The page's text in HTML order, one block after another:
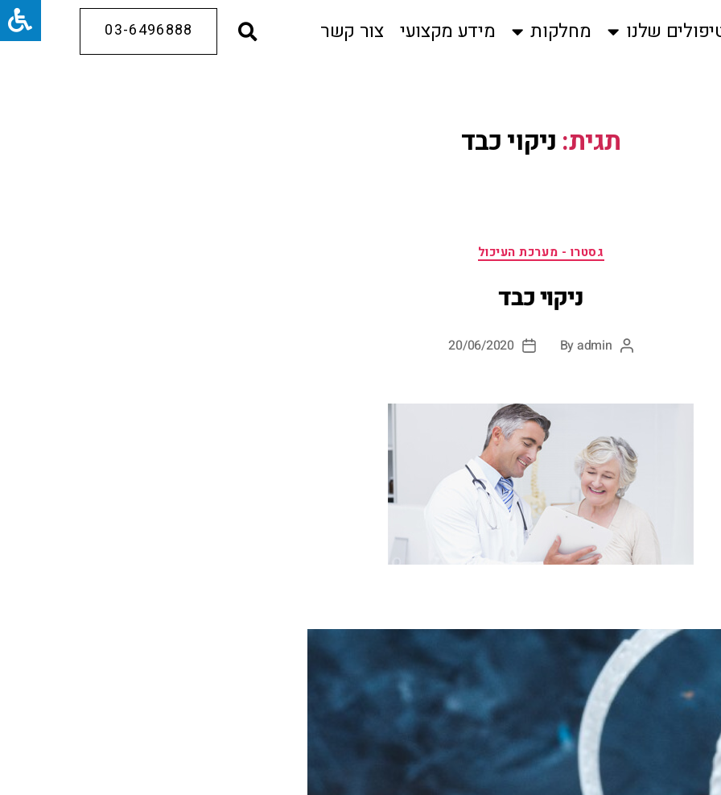
שלנו מחלקות מידע מקצועי צור קשר 03-6496888
תגית: ניקוי כבד
גסטרו - מערכת העיכול
ניקוי כבד
Byadmin
20/06/2020